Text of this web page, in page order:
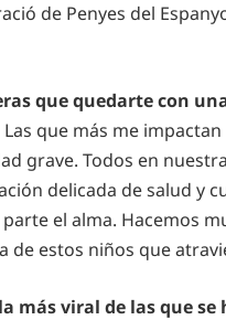
de Penyes del
que quedarte con
que más me
grave. Todos en
delicada de salud y
el alma. Hacemos
estos niños que
más viral de las que se